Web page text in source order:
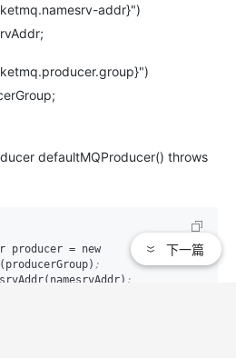
addr}")
defaultMQProducer() throws
producer = new
;
;
下一篇